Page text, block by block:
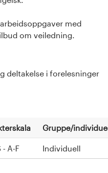
med
om veiledning.
deltakelse i forelesninger
Gruppe/
- A-F Individuell